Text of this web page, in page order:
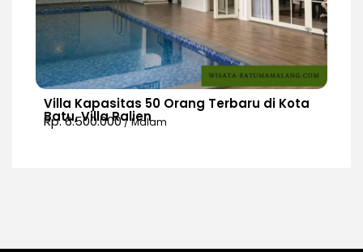
Villa Kapasitas 50 Orang Terbaru di Kota
Batu, Villa Ralien
Rp. 6.500.000/ Malam